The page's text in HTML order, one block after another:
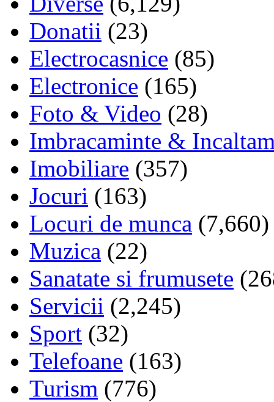
Donatii (23)
Electrocasnice (85)
Electronice (165)
Foto & Video (28)
Imbracaminte &
Imobiliare (357)
Jocuri (163)
Locuri de munca (7,660)
Muzica (22)
Sanatate si frumusete
Servicii (2,245)
Sport (32)
Telefoane (163)
Turism (776)